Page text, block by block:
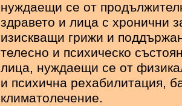
нуждаещи се от
здравето и лица с хронични
изискващи грижи и
телесно и психическо
лица, нуждаещи се от
и психична рехабилитация,
климатолечение.